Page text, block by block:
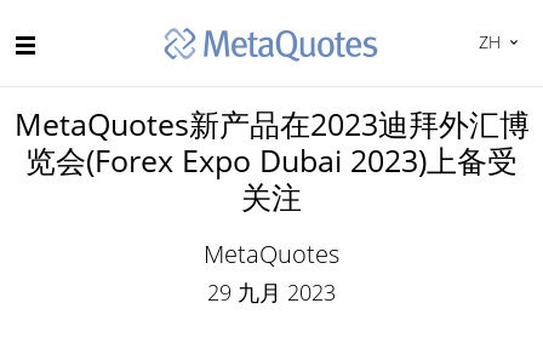
ZH
MetaQuotes新产品在2023迪拜外汇博
览会(Forex Expo Dubai 2023)上备受
关注
MetaQuotes
29 九月 2023